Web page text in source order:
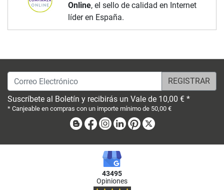
Online, el sello de calidad en Internet
líder en España.
Correo Electrónico
Suscríbete al Boletín y recibirás un Vale de 10,00 € *
* Canjeable en compras con un importe mínimo de 50,00 €
BlogFacebook
Instagram
LinkedinPinterest
43495
Opiniones